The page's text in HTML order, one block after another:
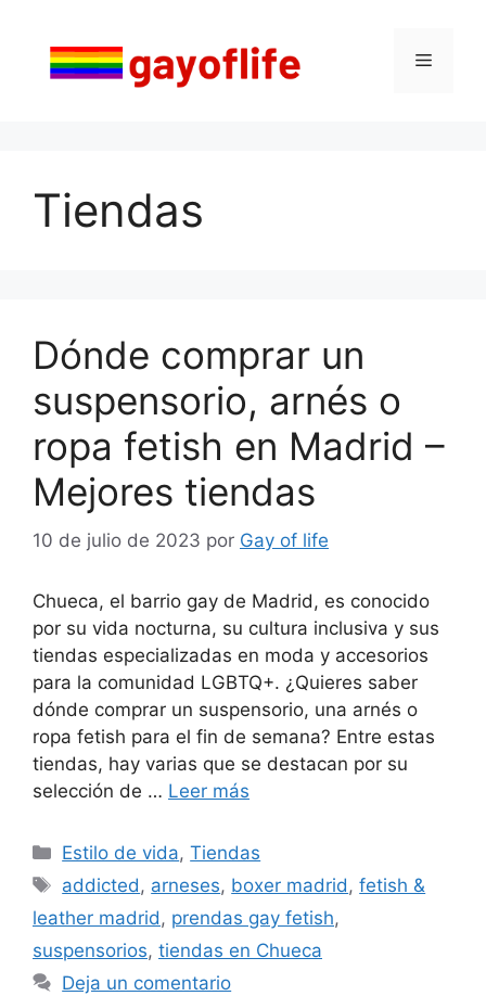
contenido
Menú
Tiendas
Dónde comprar un
suspensorio, arnés o
ropa fetish en Madrid –
Mejores tiendas
10 de julio de 2023 por Gay of life
Chueca, el barrio gay de Madrid, es conocido
por su vida nocturna, su cultura inclusiva y sus
tiendas especializadas en moda y accesorios
para la comunidad LGBTQ+. ¿Quieres saber
dónde comprar un suspensorio, una arnés o
ropa fetish para el fin de semana? Entre estas
tiendas, hay varias que se destacan por su
selección de … Leer más
Categorías
Estilo de vida,Tiendas
Etiquetas
addicted , arneses, boxer madrid ,fetish &
leather madrid , prendas gay fetish,
suspensorios, tiendas en Chueca
Deja un comentario